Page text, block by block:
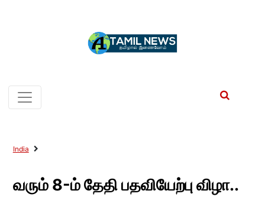
India
வரும் 8-ம் தேதி பதவியேற்பு விழா..